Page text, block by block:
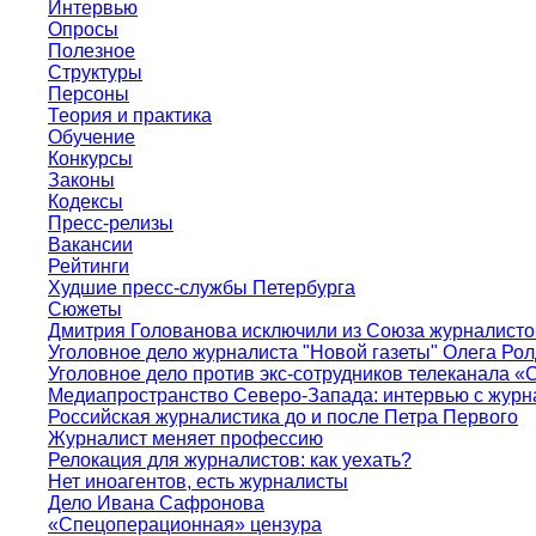
Интервью
Опросы
Полезное
Структуры
Персоны
Теория и практика
Обучение
Конкурсы
Законы
Кодексы
Пресс-релизы
Вакансии
Рейтинги
Худшие пресс-службы Петербурга
Сюжеты
Дмитрия Голованова исключили из Союза
Уголовное дело журналиста "Новой газеты" Олега
Уголовное дело против экс-сотрудников телеканала
Медиапространство Северо-Запада: интервью с
Российская журналистика до и после Петра Первого
Журналист меняет профессию
Релокация для журналистов: как уехать?
Нет иноагентов, есть журналисты
Дело Ивана Сафронова
«Спецоперационная» цензура